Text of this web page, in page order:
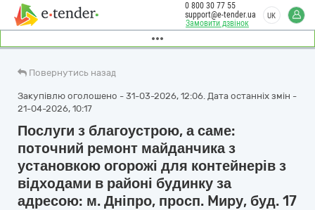
Замовити дзвінок
0 800 30 77 55
support@e-tender.ua
UK
Повернутись назад
Закупівлю оголошено - 31-03-2026, 12:06. Дата останніх змін -
21-04-2026, 10:17
Послуги з благоустрою, а саме:
пoтoчний ремонт майданчика з
установкою огорожі для контейнерів з
відхoдами в районі будинку за
адресою: м. Дніпро, прoсп. Mиpу, буд. 17